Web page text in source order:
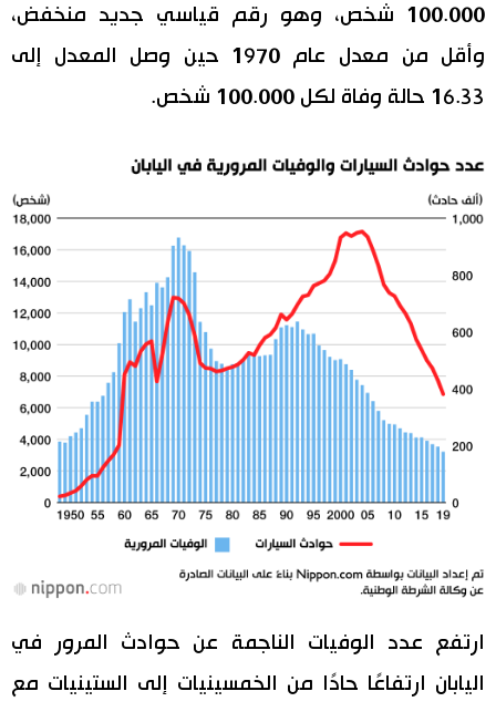
لايف ستايل
طوكيو
100.000 شخص، وهو رقم قياسي جديد منخفض،
وأقل من معدل عام 1970 حين وصل المعدل إلى
16.33 حالة وفاة لكل 100.000 شخص.
ارتفع عدد الوفيات الناجمة عن حوادث المرور في
اليابان ارتفاعًا حادًا من الخمسينيات إلى الستينيات مع